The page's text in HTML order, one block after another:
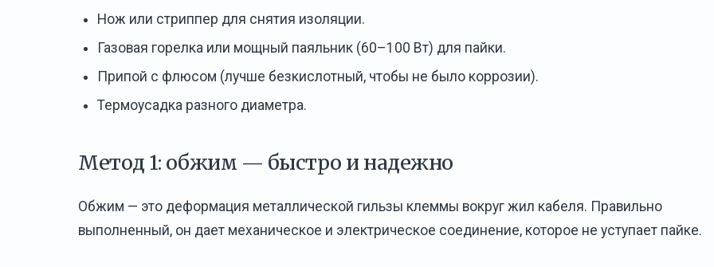
Нож или стриппер для снятия изоляции.
Газовая горелка или мощный паяльник (60–100 Вт) для пайки.
Припой с флюсом (лучше безкислотный, чтобы не было коррозии).
Термоусадка разного диаметра.
Метод 1: обжим — быстро и надежно
Обжим — это деформация металлической гильзы клеммы вокруг жил кабеля. Правильно
выполненный, он дает механическое и электрическое соединение, которое не уступает пайке.